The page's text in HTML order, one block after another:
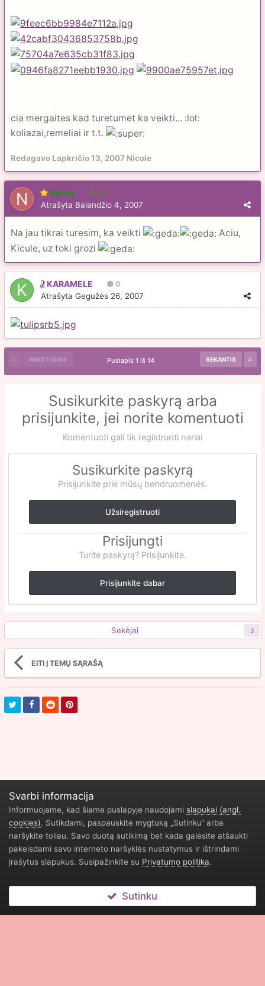
cia mergaites kad turetumet ka veikti... :lol:
koliazai,remeliai ir t.t.
Redagavo Lapkričio 13, 2007 Nicole
Nicole 56
Atrašyta Balandžio 4, 2007
Na jau tikrai turesim, ka veikti
Aciu,
Kicule, uz toki grozi
KARAMELE 0
Atrašyta Gegužės 26, 2007
ANKSTESNIS SEKANTIS
Puslapis 1 iš 14
Susikurkite paskyrą arba
prisijunkite, jei norite komentuoti
Komentuoti gali tik registruoti nariai
Susikurkite paskyrą
Prisijunkite prie mūsų bendruomenės.
Užsiregistruoti
Prisijungti
Turite paskyrą? Prisijunkite.
Prisijunkite dabar
Sekėjai 3
EITI Į TEMŲ SĄRAŠĄ
Svarbi informacija
Informuojame, kad šiame puslapyje naudojami slapukai (angl.
cookies). Sutikdami, paspauskite mygtuką „Sutinku“ arba
naršykite toliau. Savo duotą sutikimą bet kada galėsite atšaukti
pakeisdami savo interneto naršyklės nustatymus ir ištrindami
įrašytus slapukus. Susipažinkite su Privatumo politika.
Sutinku